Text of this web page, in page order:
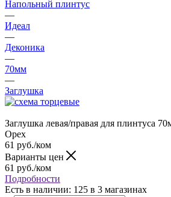
Напольный плинтус
—
Идеал
—
Деконика
—
70мм
—
Заглушка
Заглушка левая/правая для плинтуса
Орех
61 руб./ком
Варианты цен
61 руб./ком
Подробности
Есть в наличии: 125 в 3 магазинах